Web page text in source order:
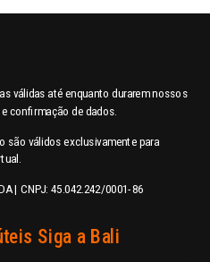
válidas até enquanto durarem nossos
confirmação de dados.
são válidos exclusivamente para
| CNPJ: 45.042.242/0001-86
Siga a Bali